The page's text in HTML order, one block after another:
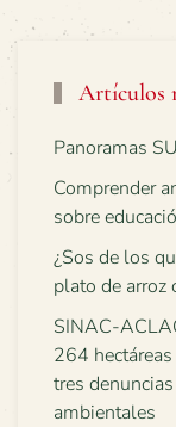
Artículos
Panoramas
Comprender
sobre
¿Sos de los
plato de arroz
SINAC-
264
tres
ambientales